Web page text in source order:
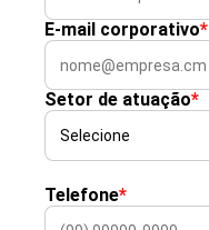
E-mail corporativo*
Setor de atuação*
Telefone*